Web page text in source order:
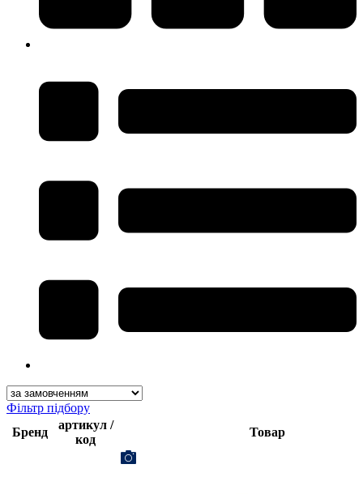
Фільтр підбору
Бренд
артикул /
код
Товар